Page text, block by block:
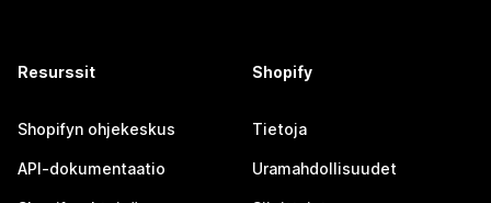
Resurssit
Shopifyn ohjekeskus
API-dokumentaatio
Shopify
Tietoja
Uramahdollisuudet